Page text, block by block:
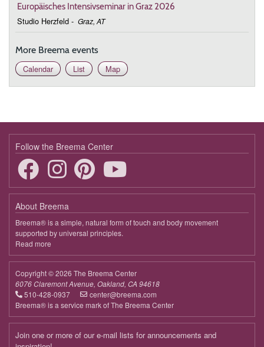
Europäisches Intensivseminar in Graz 2026
Studio Herzfeld - Graz, AT
More Breema events
Calendar
List Map
Follow the Breema Center
About Breema
Breema® is a simple, natural form of touch and body movement
supported by universal principles.
Read more
Breema
Copyright © 2026 The Breema Center
6076 Claremont Avenue, Oakland, CA 94618
510-428-0937
center@breema.com
Breema® is a service mark of The Breema Center
Join one or more of our e-mail lists for announcements and